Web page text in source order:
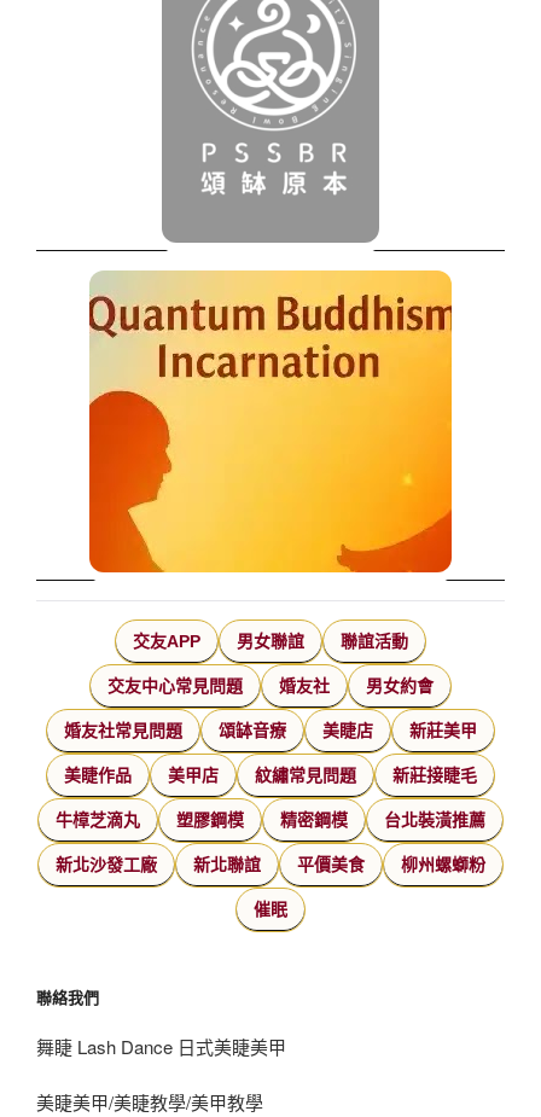
交友APP 男女聯誼 聯誼活動
交友中心常見問題 婚友社 男女約會
婚友社常見問題 頌缽音療 美睫店 新莊美甲
美睫作品 美甲店 紋繡常見問題 新莊接睫毛
牛樟芝滴丸 塑膠鋼模 精密鋼模 台北裝潢推薦
新北沙發工廠 新北聯誼 平價美食 柳州螺螄粉
催眠
聯絡我們
舞睫 Lash Dance 日式美睫美甲
美睫美甲/美睫教學/美甲教學